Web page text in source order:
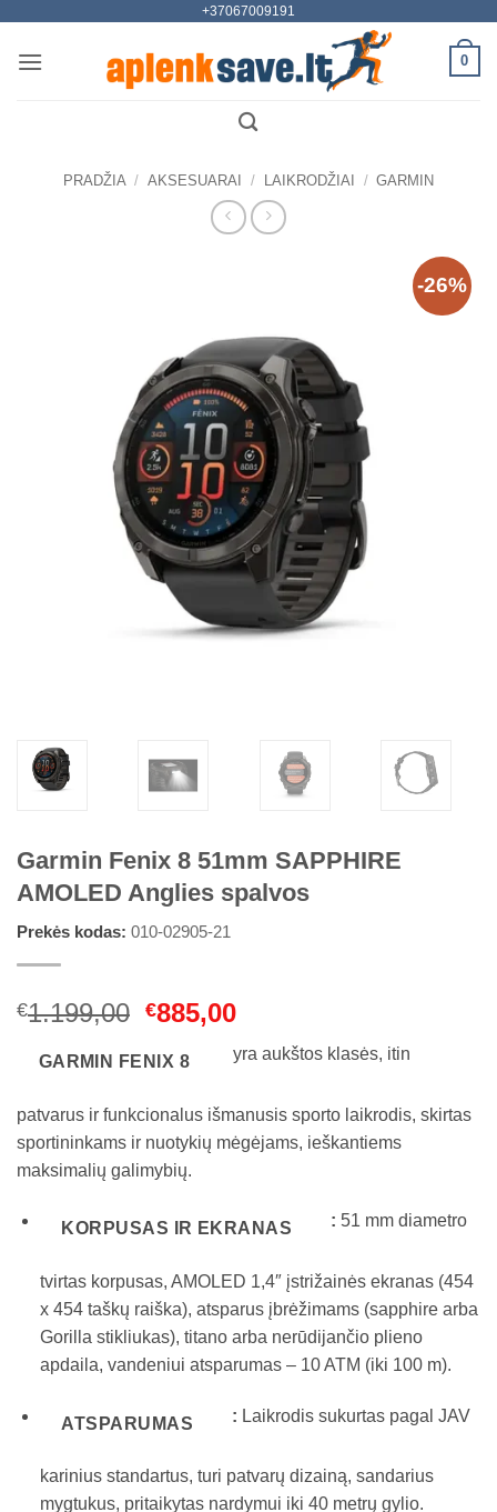
content
+37067009191
0
PRADŽIA / AKSESUARAI / LAIKRODŽIAI / GARMIN
-26%
Garmin Fenix 8 51mm SAPPHIRE
AMOLED Anglies spalvos
Prekės kodas: 010-02905-21
€1.199,00 Original
was:
€885,00Current
price
is:
GARMIN FENIX 8 yra aukštos klasės, itin
patvarus ir funkcionalus išmanusis sporto laikrodis, skirtas
sportininkams ir nuotykių mėgėjams, ieškantiems
maksimalių galimybių.
KORPUSAS IR EKRANAS : 51 mm diametro
tvirtas korpusas, AMOLED 1,4″ įstrižainės ekranas (454
x 454 taškų raiška), atsparus įbrėžimams (sapphire arba
Gorilla stikliukas), titano arba nerūdijančio plieno
apdaila, vandeniui atsparumas – 10 ATM (iki 100 m).
ATSPARUMAS : Laikrodis sukurtas pagal JAV
karinius standartus, turi patvarų dizainą, sandarius
mygtukus, pritaikytas nardymui iki 40 metrų gylio.